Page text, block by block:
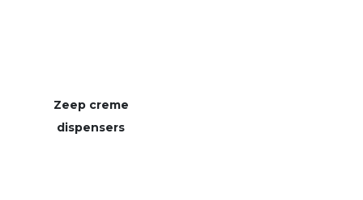
Zeep creme
dispensers